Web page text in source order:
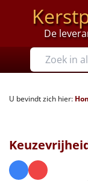
De
Prijzen
Tot €25
€25 tot €35
€40 tot €45
U bevindt zich hier: